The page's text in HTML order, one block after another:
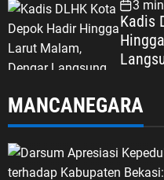
3
Kadis
MANCANEGARA